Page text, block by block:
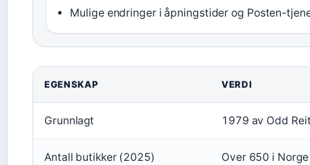
Mulige endringer i åpningstider og Posten-
Nøkkelfakta om Rema 1000 Bjørndal
EGENSKAP VERDI
Grunnlagt 1979 av Odd
Antall butikker (2025) Over 650 i Norge